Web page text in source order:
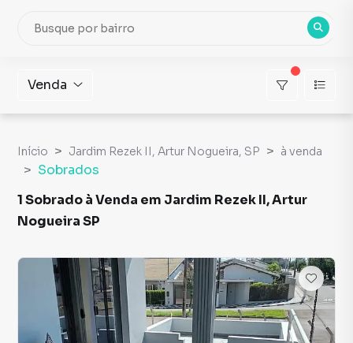
Venda
Início Jardim Rezek II, Artur Nogueira, SP à venda
Sobrados
1 Sobrado à Venda em Jardim Rezek II, Artur
Nogueira SP